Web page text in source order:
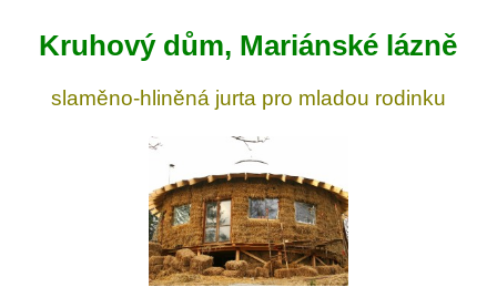
Kruhový dům, Mariánské lázně
slaměno-hliněná jurta pro mladou rodinku